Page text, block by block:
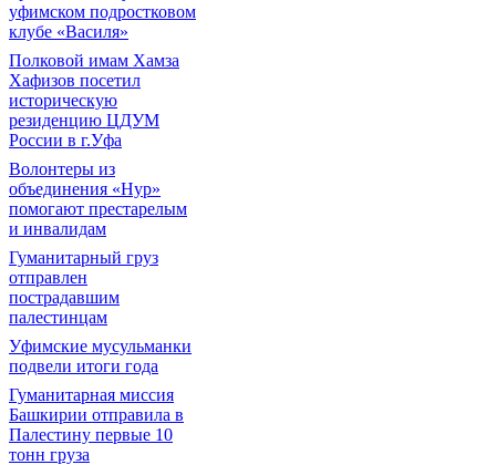
уфимском подростковом
клубе «Василя»
Полковой имам Хамза
Хафизов посетил
историческую
резиденцию ЦДУМ
России в г.Уфа
Волонтеры из
объединения «Нур»
помогают престарелым
и инвалидам
Гуманитарный груз
отправлен
пострадавшим
палестинцам
Уфимские мусульманки
подвели итоги года
Гуманитарная миссия
Башкирии отправила в
Палестину первые 10
тонн груза